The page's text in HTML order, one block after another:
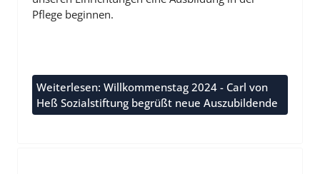
Pflege beginnen.
Weiterlesen: Willkommenstag 2024 - Carl von
Heß Sozialstiftung begrüßt neue Auszubildende